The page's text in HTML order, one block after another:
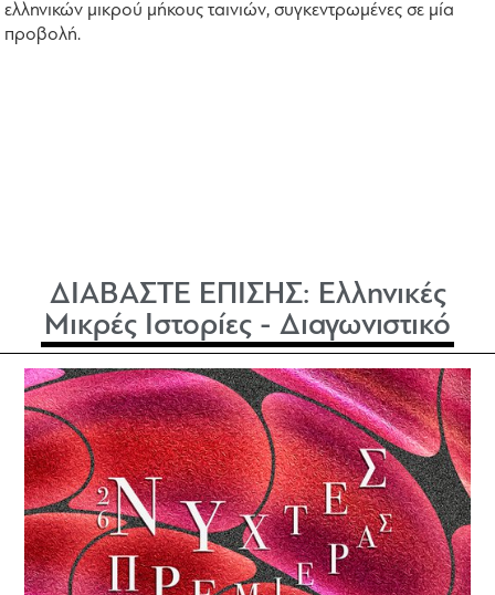
ελληνικών μικρού μήκους ταινιών, συγκεντρωμένες σε μία
προβολή.
ΔΙΑΒΑΣΤΕ ΕΠΙΣΗΣ: Ελληνικές
Μικρές Ιστορίες - Διαγωνιστικό